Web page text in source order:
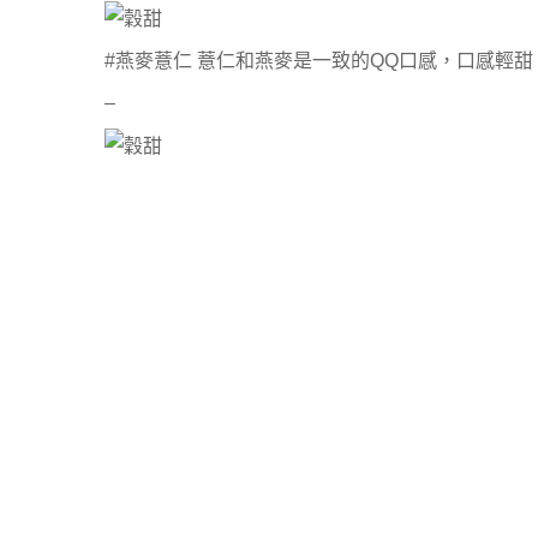
#燕麥薏仁 薏仁和燕麥是一致的QQ口感，口感輕甜
–